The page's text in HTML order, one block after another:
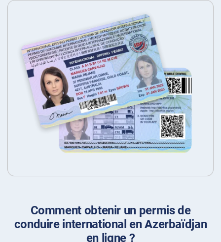
Comment obtenir un permis de
conduire international en Azerbaïdjan
en ligne ?